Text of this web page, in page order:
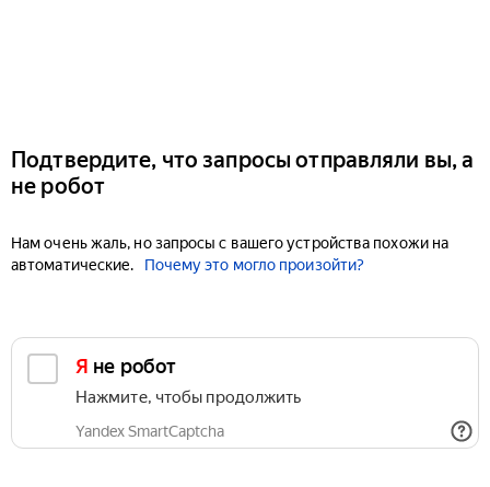
Подтвердите, что запросы отправляли вы, а
не робот
Нам очень жаль, но запросы с вашего устройства похожи на
автоматические.
Почему это могло произойти?
Я не робот
Нажмите, чтобы продолжить
Yandex SmartCaptcha